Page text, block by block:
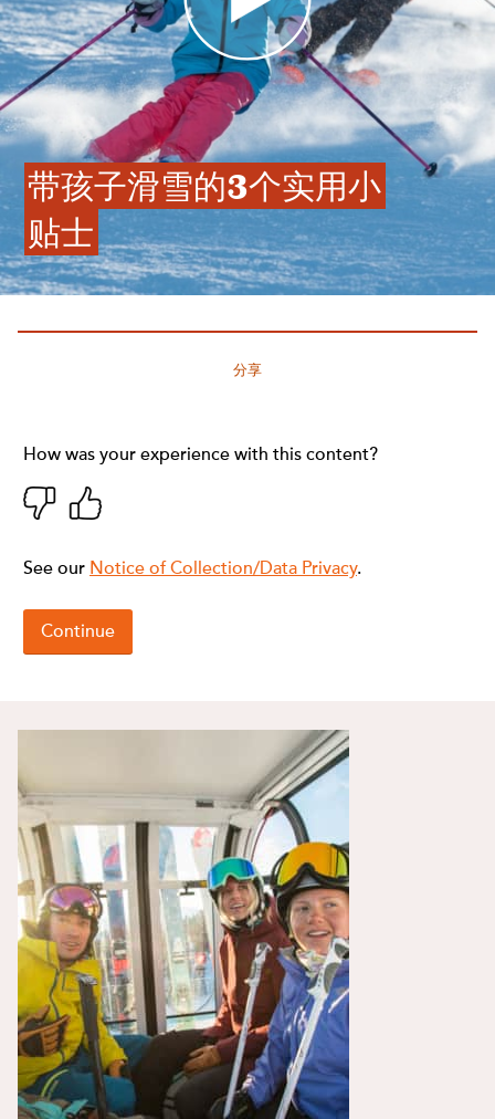
带孩子滑雪的3个实用小
贴士
分享